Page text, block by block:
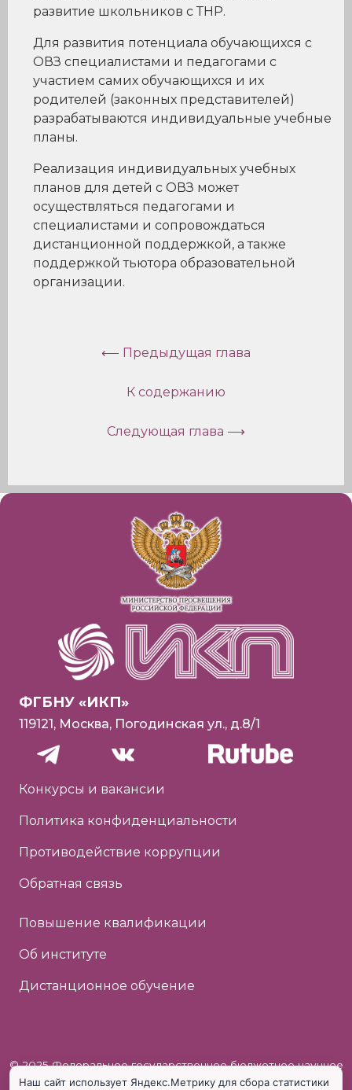
развитие школьников с ТНР.
Для развития потенциала обучающихся с
ОВЗ специалистами и педагогами с
участием самих обучающихся и их
родителей (законных представителей)
разрабатываются индивидуальные учебные
планы.
Реализация индивидуальных учебных
планов для детей с ОВЗ может
осуществляться педагогами и
специалистами и сопровождаться
дистанционной поддержкой, а также
поддержкой тьютора образовательной
организации.
⟵ Предыдущая глава
К содержанию
Следующая глава ⟶
ФГБНУ «ИКП»
119121, Москва, Погодинская ул., д.8/1
Конкурсы и вакансии
Политика конфиденциальности
Противодействие коррупции
Обратная связь
Повышение квалификации
Об институте
Дистанционное обучение
© 2025 Федеральное государственное бюджетное научное
учреждение «Институт коррекционной педагогики»
Наш сайт использует Яндекс.Метрику для сбора статистики